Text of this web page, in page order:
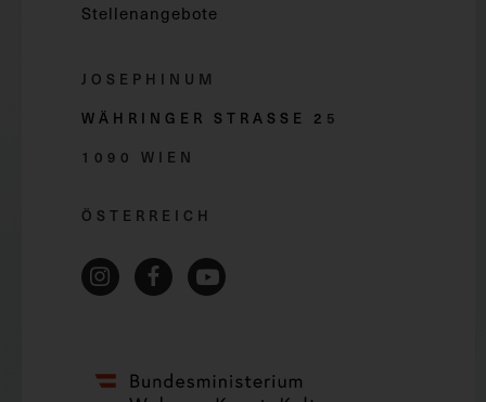
Stellenangebote
JOSEPHINUM
WÄHRINGER STRASSE 2 5
1090 WIEN
ÖSTERREICH